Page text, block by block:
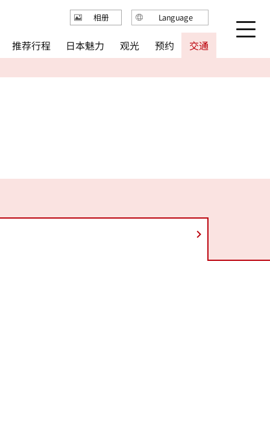
推荐行程 日本魅力 观光 预约 交通
相册 Language
日本語
English
简体中文